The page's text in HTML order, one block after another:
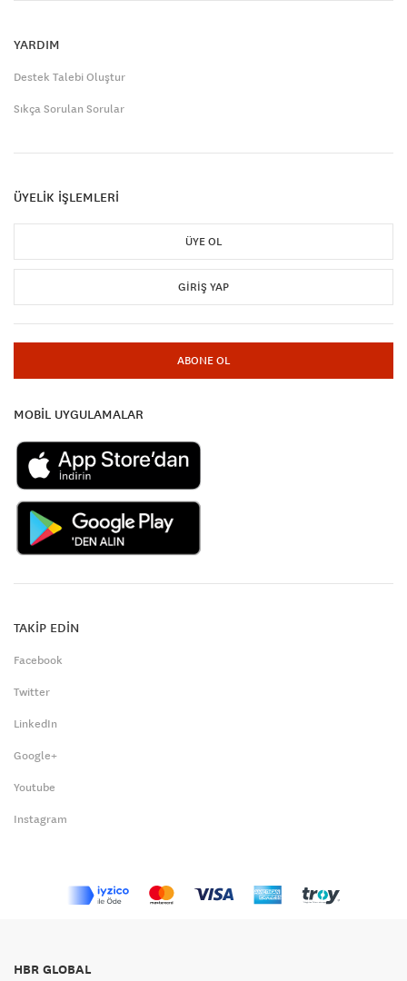
YARDIM
Destek Talebi Oluştur
Sıkça Sorulan Sorular
ÜYELİK İŞLEMLERİ
ÜYE OL
GIRIŞ YAP
ABONE OL
MOBİL UYGULAMALAR
TAKİP EDİN
Facebook
Twitter
LinkedIn
Google+
Youtube
Instagram
HBR GLOBAL